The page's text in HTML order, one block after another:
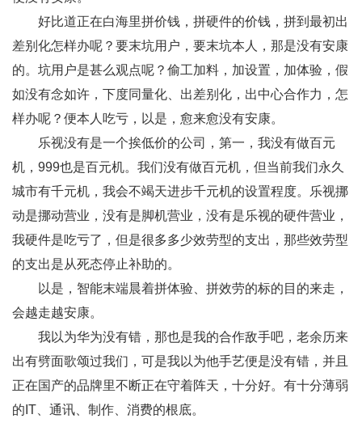
好比道正在白海里拼价钱，拼硬件的价钱，拼到最初出
差别化怎样办呢？要末坑用户，要末坑本人，那是没有安康
的。坑用户是甚么观点呢？偷工加料，加设置，加体验，假
如没有念如许，下度同量化、出差别化，出中心合作力，怎
样办呢？便本人吃亏，以是，愈来愈没有安康。
乐视没有是一个挨低价的公司，第一，我没有做百元
机，999也是百元机。我们没有做百元机，但当前我们永久
城市有千元机，我会不竭天进步千元机的设置程度。乐视挪
动是挪动营业，没有是脚机营业，没有是乐视的硬件营业，
我硬件是吃亏了，但是很多多少效劳型的支出，那些效劳型
的支出是从死态停止补助的。
以是，智能末端晨着拼体验、拼效劳的标的目的来走，
会越走越安康。
我以为华为没有错，那也是我的合作敌手吧，老余历来
出有劈面歌颂过我们，可是我以为他手艺便是没有错，并且
正在国产的品牌里不断正在守着阵天，十分好。有十分薄弱
的IT、通讯、制作、消费的根底。